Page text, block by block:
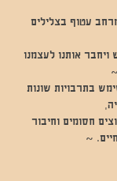
עטוף בצלילים
אותנו לעצמנו
בתרבויות שונות
חסומים וחיבור
~